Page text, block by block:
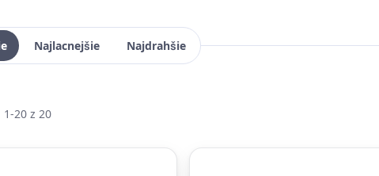
Najlacnejšie Najdrahšie
20 z 20